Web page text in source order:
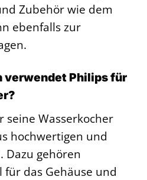
Zubehör wie dem
ebenfalls zur
verwendet Philips für
seine Wasserkocher
hochwertigen und
Dazu gehören
das Gehäuse und